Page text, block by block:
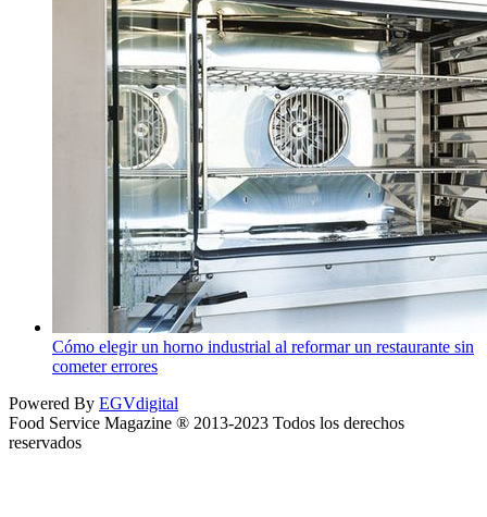
Cómo elegir un horno industrial al reformar un restaurante sin
cometer errores
Powered By EGVdigital
Food Service Magazine ® 2013-2023 Todos los derechos
reservados